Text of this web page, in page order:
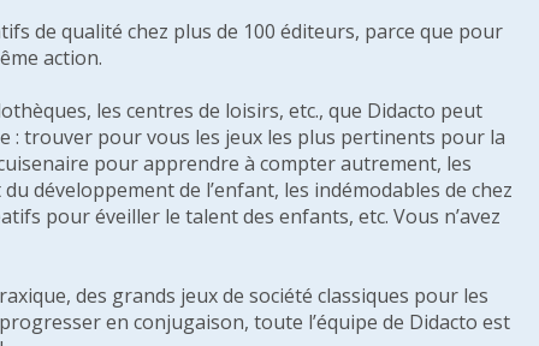
de qualité chez plus de 100 éditeurs, parce que pour
action.
les centres de loisirs, etc., que Didacto peut
: trouver pour vous les jeux les plus pertinents pour la
pour apprendre à compter autrement, les
développement de l’enfant, les indémodables de chez
pour éveiller le talent des enfants, etc. Vous n’avez
des grands jeux de société classiques pour les
en conjugaison, toute l’équipe de Didacto est